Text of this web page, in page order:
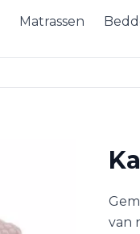
Matrassen
van